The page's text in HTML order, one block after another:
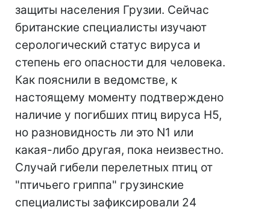
защиты населения Грузии. Сейчас
британские специалисты изучают
серологический статус вируса и
степень его опасности для человека.
Как пояснили в ведомстве, к
настоящему моменту подтверждено
наличие у погибших птиц вируса H5,
но разновидность ли это N1 или
какая-либо другая, пока неизвестно.
Случай гибели перелетных птиц от
"птичьего гриппа" грузинские
специалисты зафиксировали 24